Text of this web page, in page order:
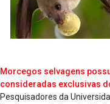
Morcegos selvagens
consideradas exclusivas
Pesquisadores da